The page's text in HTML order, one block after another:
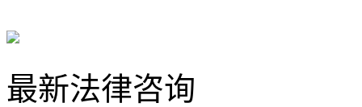
最新法律咨询